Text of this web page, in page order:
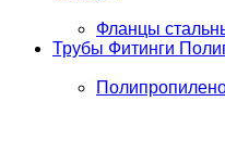
Фланцы
Трубы Фитинги